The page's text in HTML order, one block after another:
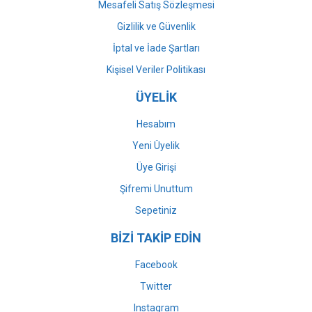
Mesafeli Satış Sözleşmesi
Gizlilik ve Güvenlik
İptal ve İade Şartları
Kişisel Veriler Politikası
ÜYELİK
Hesabım
Yeni Üyelik
Üye Girişi
Şifremi Unuttum
Sepetiniz
BİZİ TAKİP EDİN
Facebook
Twitter
Instagram